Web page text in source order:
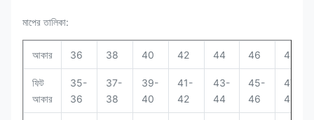
মাপের তালিকা:
আকার 36 38 40 42 44 46 48
ফিট
আকার
35-
36
37-
38
39-
40
41-
42
43-
44
45-
46
47-
48